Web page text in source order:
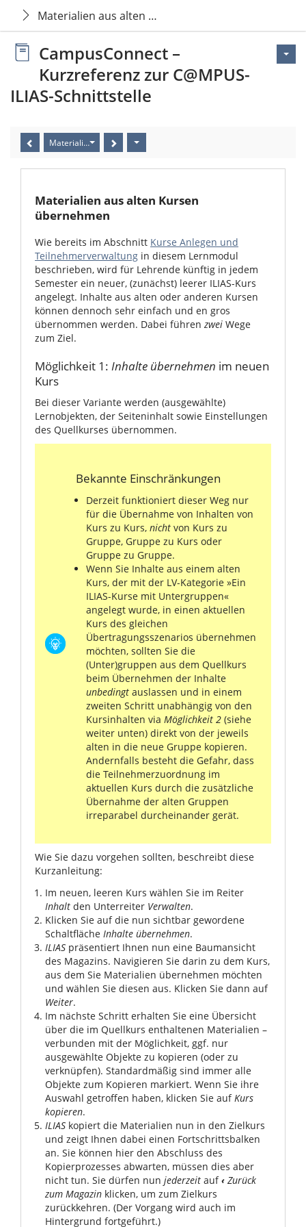
Materialien aus alten Kursen übernehmen
CampusConnect –
Kurzreferenz zur C@MPUS-
ILIAS-Schnittstelle
Materialien aus alten Kursen übernehmen
Materialien aus alten Kursen
übernehmen
Wie bereits im Abschnitt Kurse Anlegen und
Teilnehmerverwaltung in diesem Lernmodul
beschrieben, wird für Lehrende künftig in jedem
Semester ein neuer, (zunächst) leerer ILIAS-Kurs
angelegt. Inhalte aus alten oder anderen Kursen
können dennoch sehr einfach und en gros
übernommen werden. Dabei führen zwei Wege
zum Ziel.
Möglichkeit 1: Inhalte übernehmen im neuen
Kurs
Bei dieser Variante werden (ausgewählte)
Lernobjekten, der Seiteninhalt sowie Einstellungen
des Quellkurses übernommen.
Bekannte Einschränkungen
Derzeit funktioniert dieser Weg nur
für die Übernahme von Inhalten von
Kurs zu Kurs, nicht von Kurs zu
Gruppe, Gruppe zu Kurs oder
Gruppe zu Gruppe.
Wenn Sie Inhalte aus einem alten
Kurs, der mit der LV-Kategorie »Ein
ILIAS-Kurse mit Untergruppen«
angelegt wurde, in einen aktuellen
Kurs des gleichen
Übertragungsszenarios übernehmen
möchten, sollten Sie die
(Unter)gruppen aus dem Quellkurs
beim Übernehmen der Inhalte
unbedingt auslassen und in einem
zweiten Schritt unabhängig von den
Kursinhalten via Möglichkeit 2 (siehe
weiter unten) direkt von der jeweils
alten in die neue Gruppe kopieren.
Andernfalls besteht die Gefahr, dass
die Teilnehmerzuordnung im
aktuellen Kurs durch die zusätzliche
Übernahme der alten Gruppen
irreparabel durcheinander gerät.
Wie Sie dazu vorgehen sollten, beschreibt diese
Kurzanleitung:
Im neuen, leeren Kurs wählen Sie im Reiter
Inhalt den Unterreiter Verwalten.
Klicken Sie auf die nun sichtbar gewordene
Schaltfläche Inhalte übernehmen.
ILIAS präsentiert Ihnen nun eine Baumansicht
des Magazins. Navigieren Sie darin zu dem Kurs,
aus dem Sie Materialien übernehmen möchten
und wählen Sie diesen aus. Klicken Sie dann auf
Weiter.
Im nächste Schritt erhalten Sie eine Übersicht
über die im Quellkurs enthaltenen Materialien –
verbunden mit der Möglichkeit, ggf. nur
ausgewählte Objekte zu kopieren (oder zu
verknüpfen). Standardmäßig sind immer alle
Objekte zum Kopieren markiert. Wenn Sie ihre
Auswahl getroffen haben, klicken Sie auf Kurs
kopieren.
ILIAS kopiert die Materialien nun in den Zielkurs
und zeigt Ihnen dabei einen Fortschrittsbalken
an. Sie können hier den Abschluss des
Kopierprozesses abwarten, müssen dies aber
nicht tun. Sie dürfen nun jederzeit auf‹ Zurück
zum Magazin klicken, um zum Zielkurs
zurückkehren. (Der Vorgang wird auch im
Hintergrund fortgeführt.)